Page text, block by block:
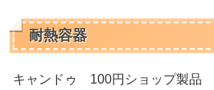
耐熱容器
キャンドゥ 100円ショップ製品